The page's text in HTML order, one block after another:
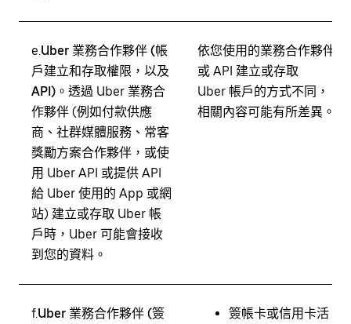
e. Uber 業務合作夥伴 (帳
戶建立和存取權限，以及
API)。 透過 Uber 業務合
作夥伴 (例如付款供應
商、社群媒體服務、常客
獎勵方案合作夥伴，或使
用 Uber API 或提供 API
給 Uber 使用的 App 或網
站) 建立或存取 Uber 帳
戶時，Uber 可能會接收
到您的資料。
依您使用的業務合作夥伴
或 API 建立或存取
Uber 帳戶的方式不同，
相關內容可能有所差異。
f.Uber 業務合作夥伴 (簽
簽帳卡或信用卡活